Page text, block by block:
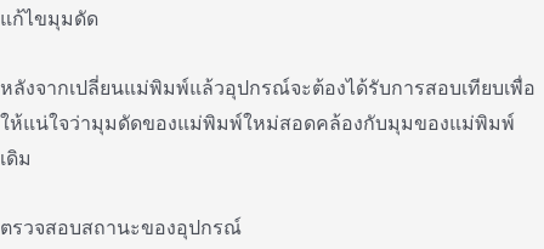
แก้ไขมุมดัด
หลังจากเปลี่ยนแม่พิมพ์แล้วอุปกรณ์จะต้องได้รับการสอบเทียบเพื่อ
ให้แน่ใจว่ามุมดัดของแม่พิมพ์ใหม่สอดคล้องกับมุมของแม่พิมพ์
เดิม
ตรวจสอบสถานะของอุปกรณ์